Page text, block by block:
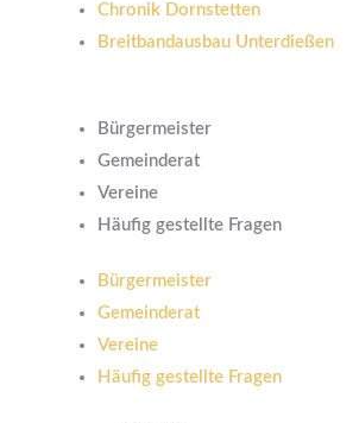
Chronik Dornstetten
Breitbandausbau Unterdießen
Bürgermeister
Gemeinderat
Vereine
Häufig gestellte Fragen
Bürgermeister
Gemeinderat
Vereine
Häufig gestellte Fragen